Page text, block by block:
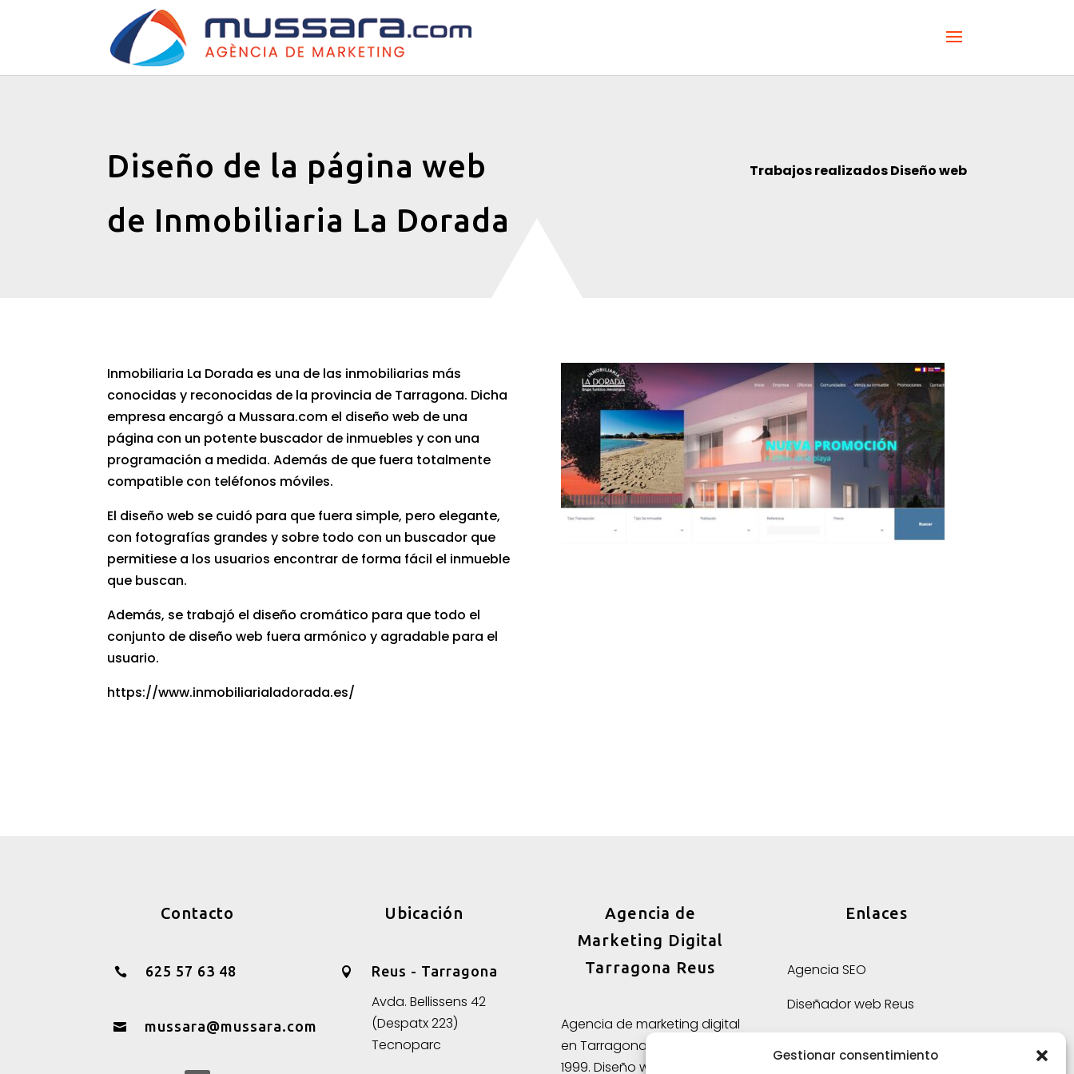
Gestionar consentimiento
Diseño de la página web
de Inmobiliaria La Dorada
Trabajos realizados Diseño web
Inmobiliaria La Dorada es una de las inmobiliarias más
conocidas y reconocidas de la provincia de Tarragona. Dicha
empresa encargó a Mussara.com el diseño web de una
página con un potente buscador de inmuebles y con una
programación a medida. Además de que fuera totalmente
compatible con teléfonos móviles.
El diseño web se cuidó para que fuera simple, pero elegante,
con fotografías grandes y sobre todo con un buscador que
permitiese a los usuarios encontrar de forma fácil el inmueble
que buscan.
Además, se trabajó el diseño cromático para que todo el
conjunto de diseño web fuera armónico y agradable para el
usuario.
https://www.inmobiliarialadorada.es/
Contacto
 625 57 63 48
 mussara@mussara.com
Ubicación
 Reus - Tarragona
Avda. Bellissens 42
(Despatx 223)
Tecnoparc
Agencia de
Marketing Digital
Tarragona Reus
Agencia de marketing digital
en Tarragona y Reus desde
1999. Diseño web, creación
Enlaces
Agencia SEO
Diseñador web Reus
Agencia de marketing digital